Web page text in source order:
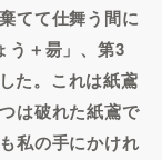
てて仕舞う間に
う＋昜」、第3
た。これは紙鳶
は破れた紙鳶で
私の手にかけれ